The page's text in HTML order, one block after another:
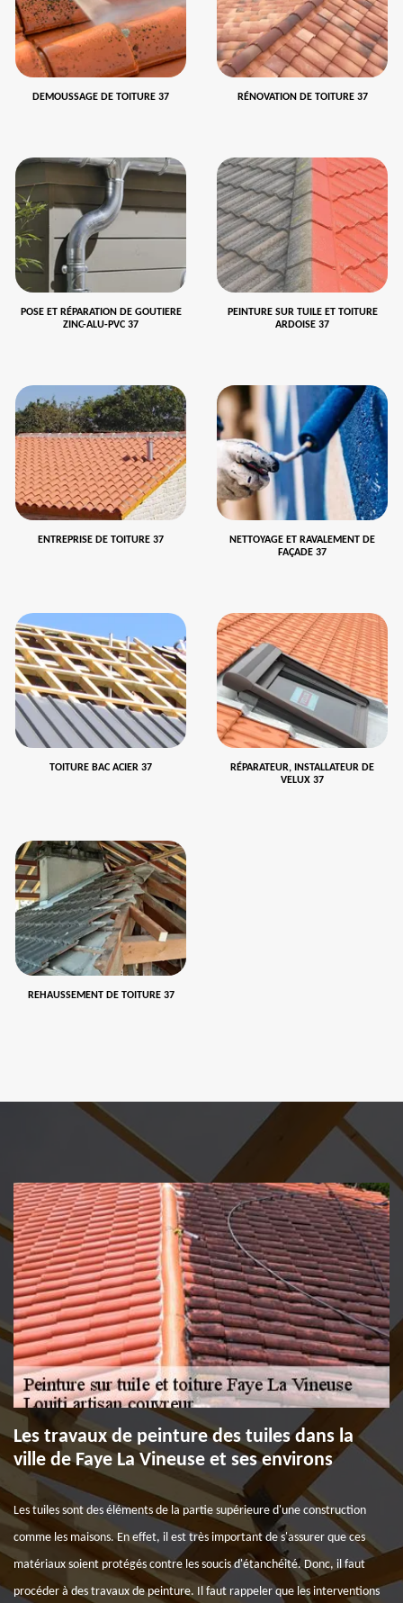
DEMOUSSAGE DE TOITURE 37 RÉNOVATION DE TOITURE 37
POSE ET RÉPARATION DE GOUTIERE
ZINC-ALU-PVC 37
PEINTURE SUR TUILE ET TOITURE
ARDOISE 37
ENTREPRISE DE TOITURE 37
NETTOYAGE ET RAVALEMENT DE
FAÇADE 37
TOITURE BAC ACIER 37
RÉPARATEUR, INSTALLATEUR DE
VELUX 37
REHAUSSEMENT DE TOITURE 37
Les travaux de peinture des tuiles dans la
ville de Faye La Vineuse et ses environs
Les tuiles sont des éléments de la partie supérieure d'une construction
comme les maisons. En effet, il est très important de s'assurer que ces
matériaux soient protégés contre les soucis d'étanchéité. Donc, il faut
procéder à des travaux de peinture. Il faut rappeler que les interventions